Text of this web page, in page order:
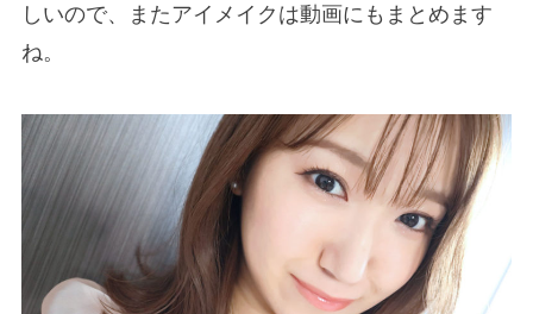
しいので、またアイメイクは動画にもまとめます
ね。